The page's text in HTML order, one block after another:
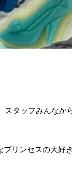
スタッフみんなか
リンセスの大好